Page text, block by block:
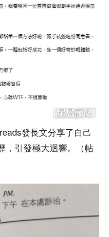
發長文分享了自己
，引發極大迴響。（帖